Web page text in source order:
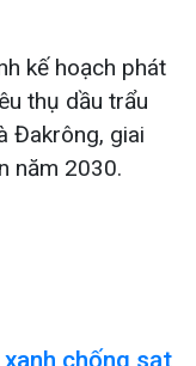
kế hoạch phát
thụ dầu trẩu
Đakrông, giai
năm 2030.
chống sạt